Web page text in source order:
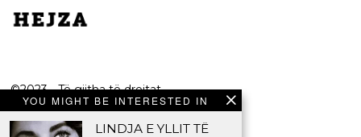
YOU MIGHT BE INTERESTED IN
LINDJA E YLLIT TË
©2023 - Të gjitha të drejtat
e rezervuara.
HEJZA